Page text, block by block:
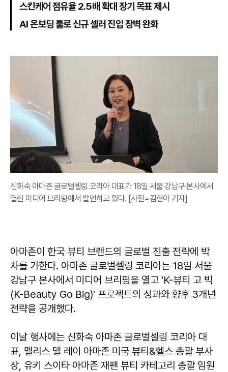
스킨케어 점유율 2.5배 확대 장기 목표 제시
AI 온보딩 툴로 신규 셀러 진입 장벽 완화
신화숙 아마존 글로벌셀링 코리아 대표가 18일 서울 강남구 본사에서
열린 미디어 브리핑에서 발언하고 있다. [사진=김현아 기자]
아마존이 한국 뷰티 브랜드의 글로벌 진출 전략에 박
차를 가한다. 아마존 글로벌셀링 코리아는 18일 서울
강남구 본사에서 미디어 브리핑을 열고 'K-뷰티 고 빅
(K-Beauty Go Big)' 프로젝트의 성과와 향후 3개년
전략을 공개했다.
이날 행사에는 신화숙 아마존 글로벌셀링 코리아 대
표, 멜리스 델 레이 아마존 미국 뷰티&헬스 총괄 부사
장, 유키 스이타 아마존 재팬 뷰티 카테고리 총괄 임원